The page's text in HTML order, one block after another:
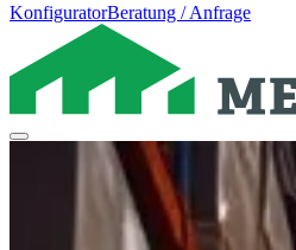
KonfiguratorBeratung / Anfrage